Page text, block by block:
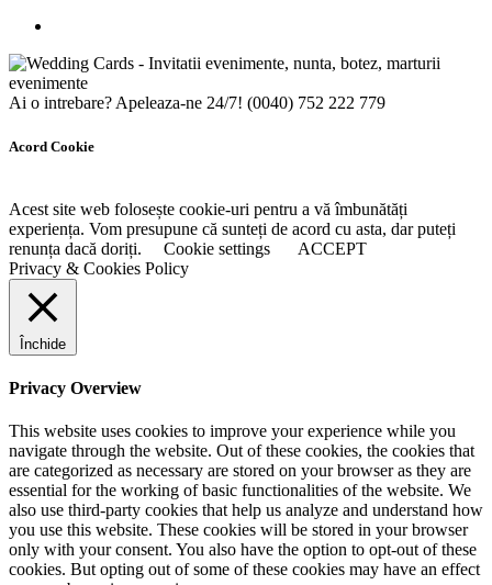
Ai o intrebare? Apeleaza-ne 24/7! (0040) 752 222 779
Acord Cookie
Acest site web folosește cookie-uri pentru a vă îmbunătăți
experiența. Vom presupune că sunteți de acord cu asta, dar puteți
renunța dacă doriți.
Cookie settings
ACCEPT
Privacy & Cookies Policy
Închide
Privacy Overview
This website uses cookies to improve your experience while you
navigate through the website. Out of these cookies, the cookies that
are categorized as necessary are stored on your browser as they are
essential for the working of basic functionalities of the website. We
also use third-party cookies that help us analyze and understand how
you use this website. These cookies will be stored in your browser
only with your consent. You also have the option to opt-out of these
cookies. But opting out of some of these cookies may have an effect